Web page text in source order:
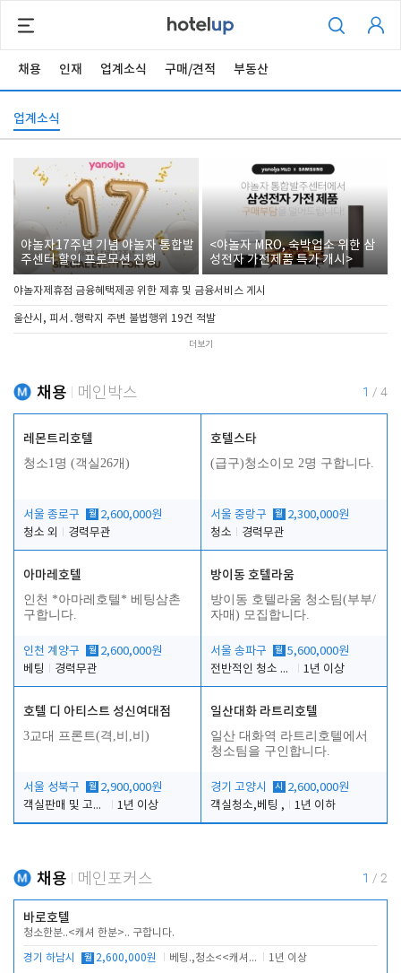
채용 인재 업계소식 구매/견적 부동산
업계소식
야놀자17주년 기념 야놀자 통합발
주센터 할인 프로모션 진행
<야놀자 MRO, 숙박업소 위한 삼
성전자 가전제품 특가 개시>
야놀자제휴점 금융혜택제공 위한 제휴 및 금융서비스 게시
울산시, 피서․행락지 주변 불법행위 19건 적발
더보기
채용 메인박스 1 / 4
레몬트리호텔
청소1명 (객실26개)
서울 종로구 월 2,600,000원
청소 외
경력무관
호텔스타
(급구)청소이모 2명 구합니다.
서울 중랑구 월 2,300,000원
청소
경력무관
아마레호텔
인천 *아마레호텔* 베팅삼촌
구합니다.
인천 계양구 월 2,600,000원
베팅
경력무관
방이동 호텔라움
방이동 호텔라움 청소팀(부부/
자매) 모집합니다.
서울 송파구 월 5,600,000원
전반적인 청소 업무(객실청소.객실정리)
1년 이상
호텔 디 아티스트 성신여대점
3교대 프론트(격,비,비)
서울 성북구 월 2,900,000원
객실판매 및 고객응대
1년 이상
일산대화 라트리호텔
일산 대화역 라트리호텔에서
청소팀을 구인합니다.
경기 고양시 시
2,600,000원
객실청소,베팅 ,
1년 이하
채용 메인포커스 1 / 2
바로호텔
청소한분..<캐셔 한분>.. 구합니다.
경기 하남시 월 2,600,000원 베팅.,청소<<캐셔 모셔봅니다. 1년 이상